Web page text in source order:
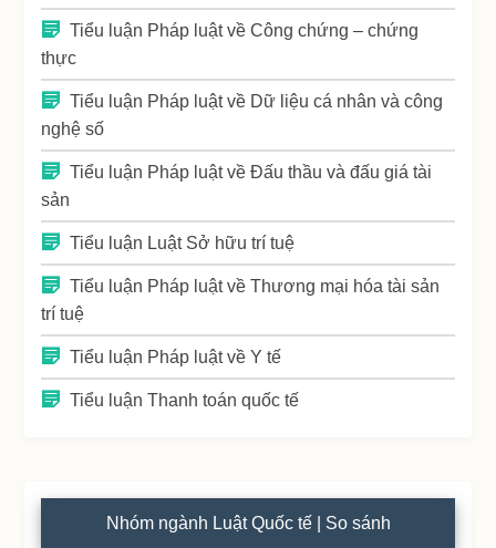
Tiểu luận Pháp luật về Công chứng – chứng
thực
Tiểu luận Pháp luật về Dữ liệu cá nhân và công
nghệ số
Tiểu luận Pháp luật về Đấu thầu và đấu giá tài
sản
Tiểu luận Luật Sở hữu trí tuệ
Tiểu luận Pháp luật về Thương mại hóa tài sản
trí tuệ
Tiểu luận Pháp luật về Y tế
Tiểu luận Thanh toán quốc tế
Nhóm ngành Luật Quốc tế | So sánh